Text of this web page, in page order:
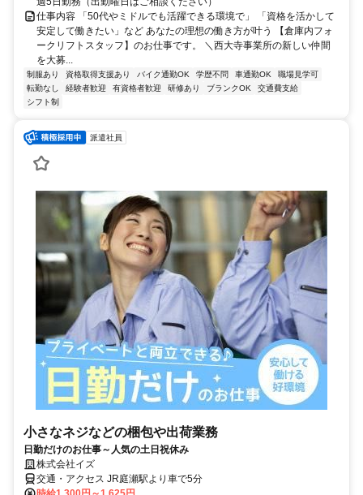
仕事内容 「50代やミドルでも活躍できる環境で」 「資格を活かして
安定して働きたい」など あなたの理想の働き方が叶う 【倉庫内フォ
ークリフトスタッフ】のお仕事です。 ＼西大寺事業所の新しい仲間
を大募...
制服あり 資格取得支援あり バイク通勤OK 学歴不問 車通勤OK
職場見学可
転勤なし
経験者歓迎 有資格者歓迎 研修あり ブランクOK
交通費支給
シフト制
派遣社員
小さなネジなどの梱包や出荷業務
日勤だけのお仕事～人気の土日祝休み
株式会社イズ
交通・アクセス JR庭瀬駅より車で5分